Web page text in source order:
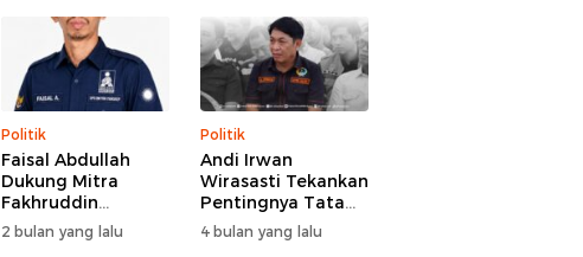
Politik
Faisal Abdullah
Dukung Mitra
Fakhruddin
Nahkodai BM PAN
Periode 2026-2031
2 bulan yang lalu
Politik
Andi Irwan
Wirasasti Tekankan
Pentingnya Tata
Kelola Terintegrasi
Sektor Peternakan
4 bulan yang lalu